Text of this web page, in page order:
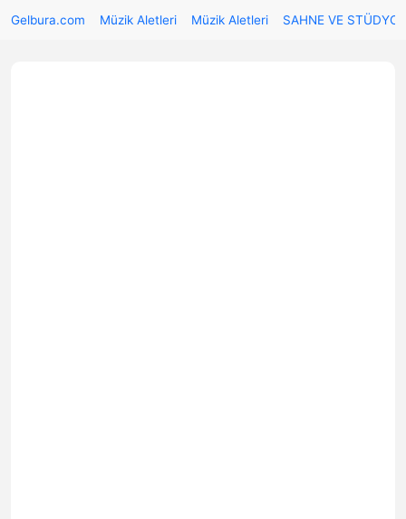
Gelbura.com Müzik Aletleri Müzik Aletleri SAHNE VE STÜDYO